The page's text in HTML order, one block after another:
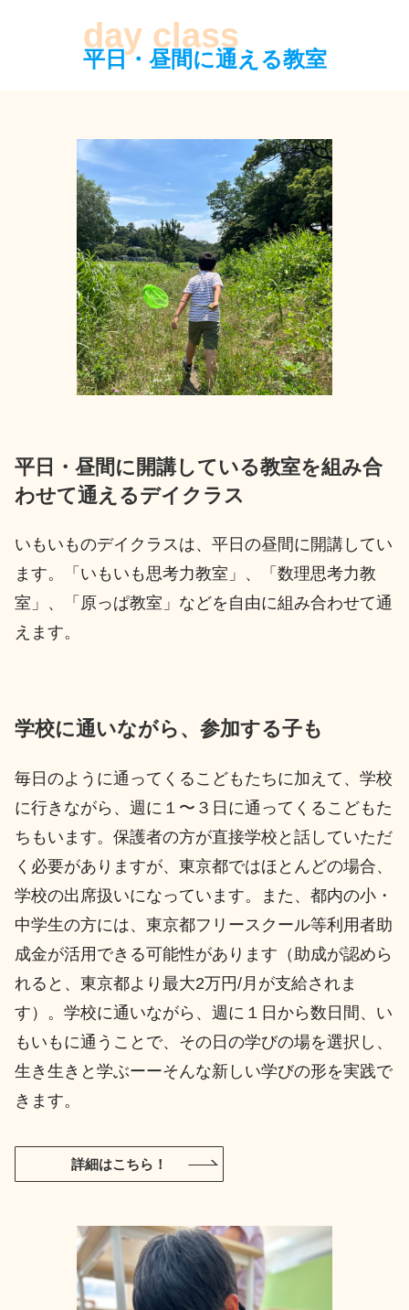
平日・昼間に通える教室
平日・昼間に開講している教室を組み合
わせて通えるデイクラス
いもいものデイクラスは、平日の昼間に開講してい
ます。「いもいも思考力教室」、「数理思考力教
室」、「原っぱ教室」などを自由に組み合わせて通
えます。
学校に通いながら、参加する子も
毎日のように通ってくるこどもたちに加えて、学校
に行きながら、週に１〜３日に通ってくるこどもた
ちもいます。保護者の方が直接学校と話していただ
く必要がありますが、東京都ではほとんどの場合、
学校の出席扱いになっています。また、都内の小・
中学生の方には、東京都フリースクール等利用者助
成金が活用できる可能性があります（助成が認めら
れると、東京都より最大2万円/月が支給されま
す）。学校に通いながら、週に１日から数日間、い
もいもに通うことで、その日の学びの場を選択し、
生き生きと学ぶーーそんな新しい学びの形を実践で
きます。
詳細はこちら！